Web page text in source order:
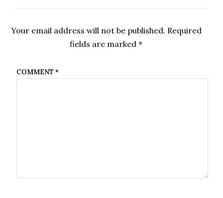
Your email address will not be published. Required
fields are marked*
COMMENT *